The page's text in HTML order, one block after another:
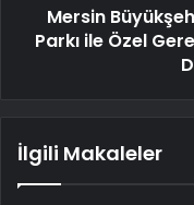
Mersin
Parkı ile Özel
İlgili Makaleler